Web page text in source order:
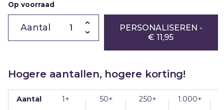
Op voorraad
Chocolade
bloem
melk
175g
aantal
PERSONALISEREN -
€ 11,95
Hogere aantallen, hogere korting!
Aantal 1+ 50+ 250+ 1.000+